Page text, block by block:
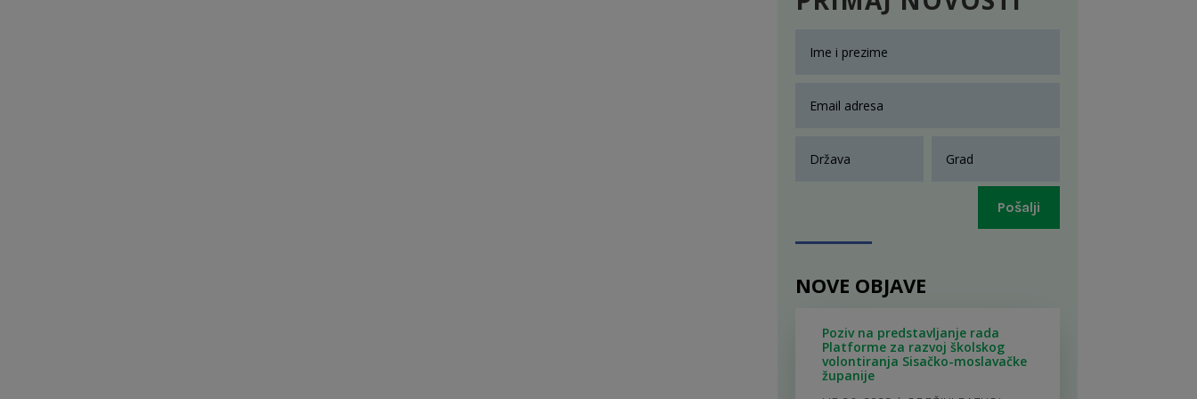
Pošalji
NOVE OBJAVE
Poziv na predstavljanje rada
Platforme za razvoj školskog
volontiranja Sisačko-moslavačke
županije